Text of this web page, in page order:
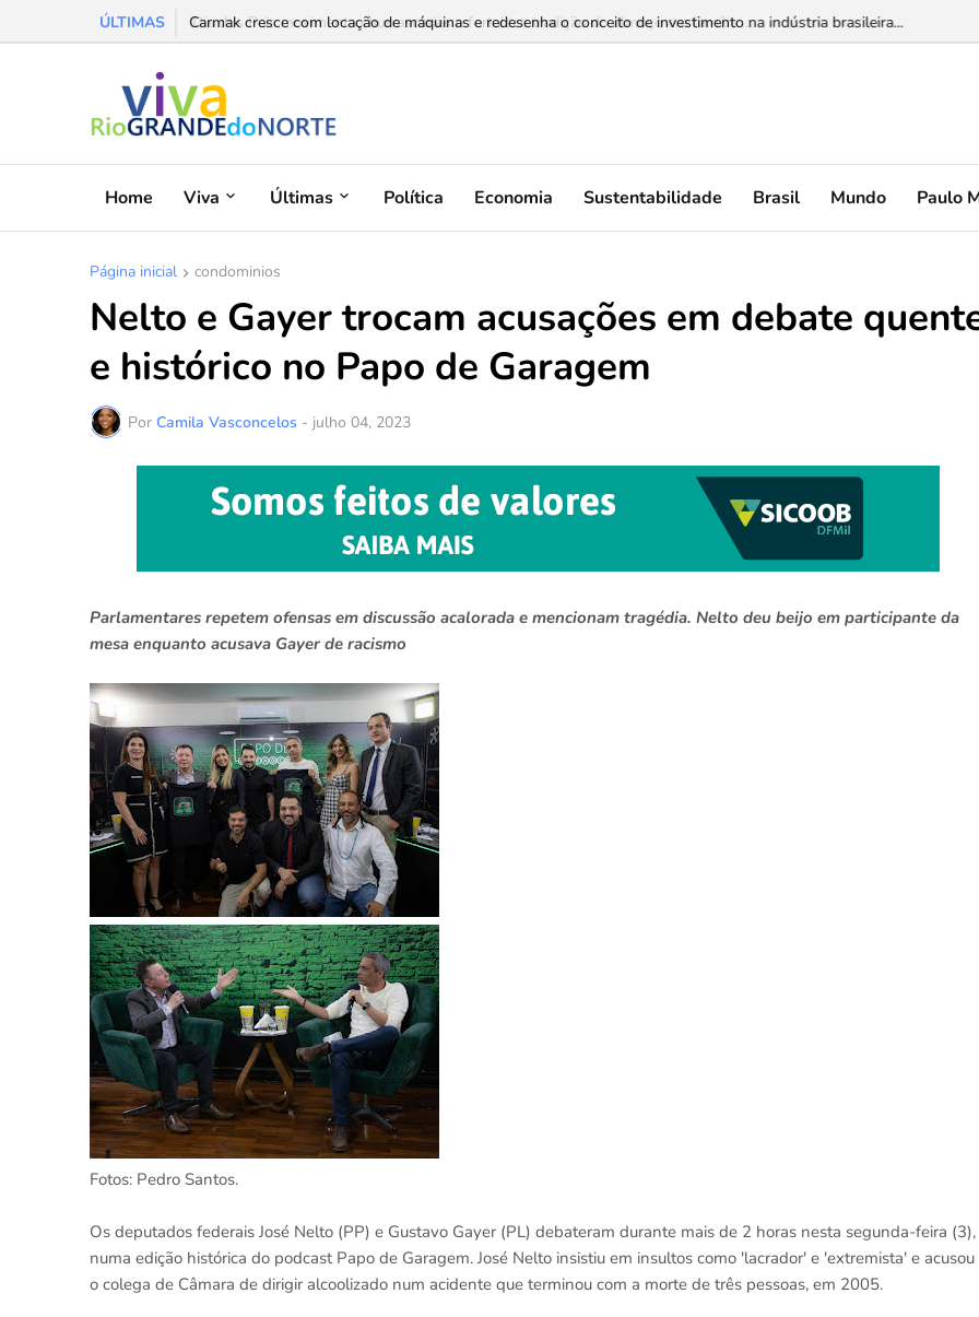
ÚLTIMAS Carmak cresce com locação de máquinas e redesenha o conceito de investimento na indústria brasileira...
Home Viva Últimas Política Economia Sustentabilidade Brasil Mundo Paulo
Página inicial condominios
Nelto e Gayer trocam acusações em debate
e histórico no Papo de Garagem
Por Camila Vasconcelos - julho 04, 2023
Parlamentares repetem ofensas em discussão acalorada e mencionam tragédia. Nelto deu beijo em participante da
mesa enquanto acusava Gayer de racismo
Fotos: Pedro Santos.
Os deputados federais José Nelto (PP) e Gustavo Gayer (PL) debateram durante mais de 2 horas nesta segunda-feira (3),
numa edição histórica do podcast Papo de Garagem. José Nelto insistiu em insultos como 'lacrador' e 'extremista' e acusou
o colega de Câmara de dirigir alcoolizado num acidente que terminou com a morte de três pessoas, em 2005.